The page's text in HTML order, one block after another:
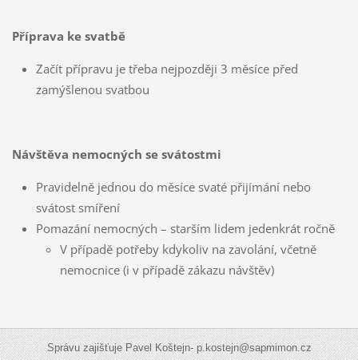
Příprava ke svatbě
Začít přípravu je třeba nejpozději 3 měsíce před
zamýšlenou svatbou
Návštěva nemocných se svátostmi
Pravidelně jednou do měsíce svaté přijímání nebo
svátost smíření
Pomazání nemocných – starším lidem jedenkrát ročně
V případě potřeby kdykoliv na zavolání, včetně
nemocnice (i v případě zákazu návštěv)
Správu zajišťuje Pavel Koštejn- p.kostejn@sapmimon.cz